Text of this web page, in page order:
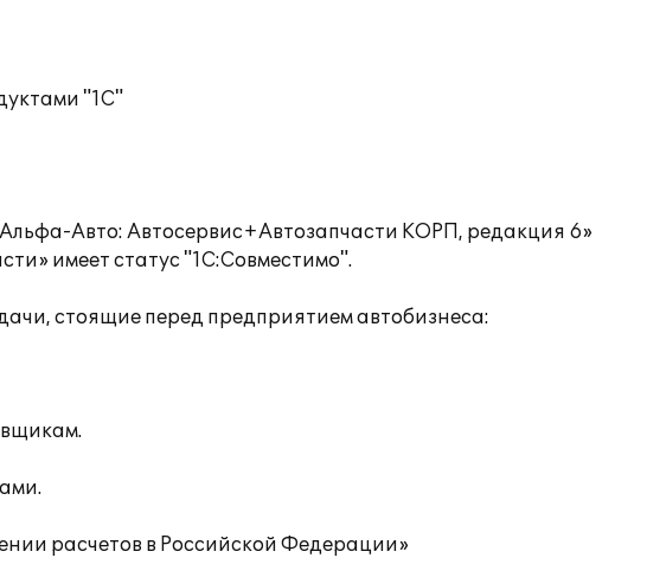
"1С"
Авто: Автосервис+Автозапчасти КОРП, редакция 6»
имеет статус "1С:Совместимо".
стоящие перед предприятием автобизнеса:
расчетов в Российской Федерации»